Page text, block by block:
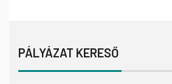
PÁLYÁZAT KERESŐ